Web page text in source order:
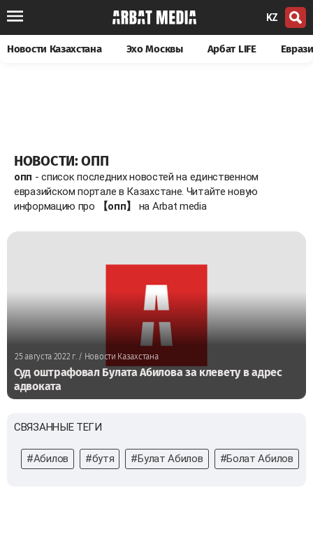
KZ
Новости Казахстана Эхо Москвы Арбат LIFE
НОВОСТИ: ОПП
опп - список последних новостей на единственном
евразийском портале в Казахстане. Читайте новую
информацию про
【опп】 на Arbat media
25 августа 2022 г./ Новости Казахстана
Суд оштрафовал Булата Абилова за клевету в адрес
адвоката
СВЯЗАННЫЕ ТЕГИ
#Абилов #бутя #Булат Абилов #Болат Абилов